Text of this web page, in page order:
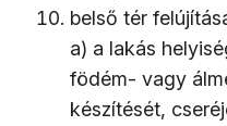
belső tér
a) a lakás
födém- vagy
készítését,